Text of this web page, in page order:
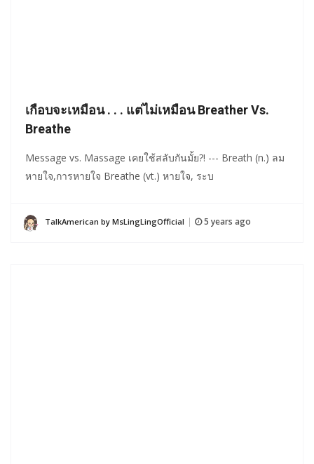
เกือบจะเหมือน . . . แต่ไม่เหมือน Breather Vs.
Breathe
Message vs. Massage เคยใช้สลับกันมั้ย?! --- Breath (n.) ลม
หายใจ,การหายใจ Breathe (vt.) หายใจ, ระบ
TalkAmerican by MsLingLingOfficial 5 years ago